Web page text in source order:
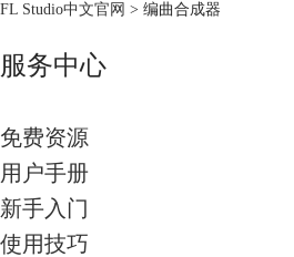
FL Studio中文官网 > 编曲合成器
服务中心
免费资源
用户手册
新手入门
使用技巧